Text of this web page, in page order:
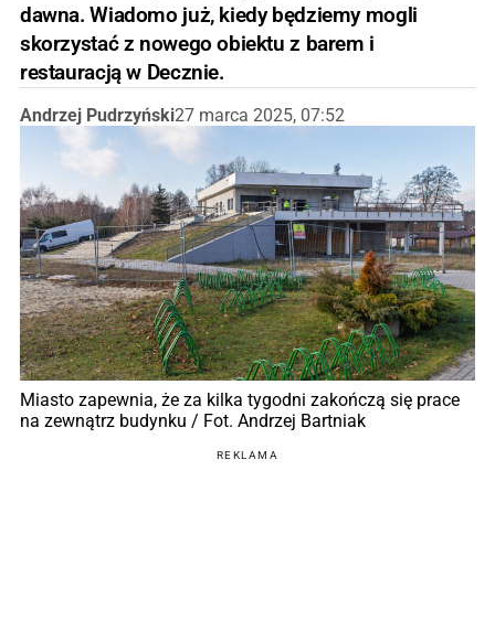
dawna. Wiadomo już, kiedy będziemy mogli
skorzystać z nowego obiektu z barem i
restauracją w Decznie.
Andrzej Pudrzyński27 marca 2025, 07:52
Miasto zapewnia, że za kilka tygodni zakończą się prace
na zewnątrz budynku / Fot. Andrzej Bartniak
REKLAMA